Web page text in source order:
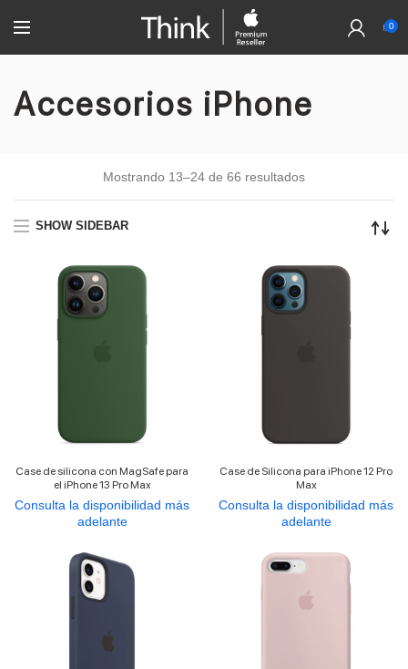
0
Accesorios iPhone
Mostrando 13–24 de 66 resultados
SHOW SIDEBAR
Case de silicona con MagSafe para
el iPhone 13 Pro Max
Consulta la disponibilidad más
adelante
Case de Silicona para iPhone 12 Pro
Max
Consulta la disponibilidad más
adelante